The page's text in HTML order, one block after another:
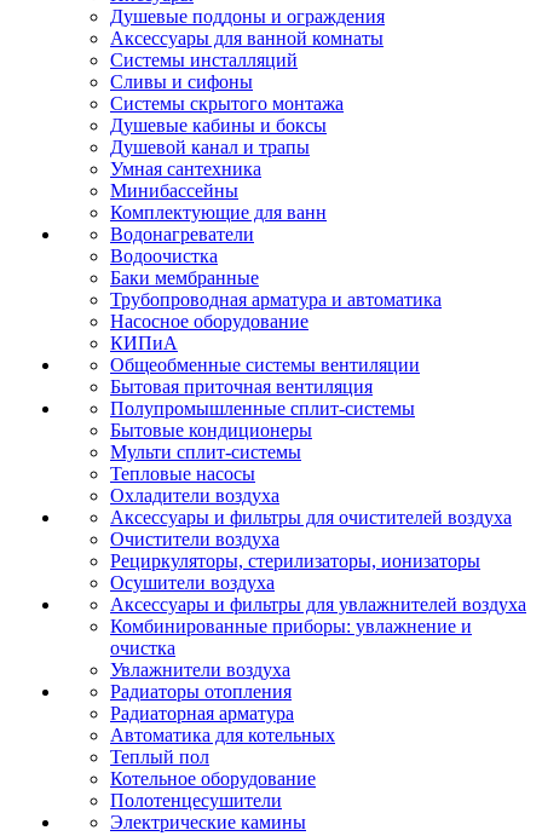
Душевые поддоны и ограждения
Аксессуары для ванной комнаты
Системы инсталляций
Сливы и сифоны
Системы скрытого монтажа
Душевые кабины и боксы
Душевой канал и трапы
Умная сантехника
Минибассейны
Комплектующие для ванн
Водонагреватели
Водоочистка
Баки мембранные
Трубопроводная арматура и автоматика
Насосное оборудование
КИПиА
Общеобменные системы вентиляции
Бытовая приточная вентиляция
Полупромышленные сплит-системы
Бытовые кондиционеры
Мульти сплит-системы
Тепловые насосы
Охладители воздуха
Аксессуары и фильтры для очистителей воздуха
Очистители воздуха
Рециркуляторы, стерилизаторы, ионизаторы
Осушители воздуха
Аксессуары и фильтры для увлажнителей воздуха
Комбинированные приборы: увлажнение и
очистка
Увлажнители воздуха
Радиаторы отопления
Радиаторная арматура
Автоматика для котельных
Теплый пол
Котельное оборудование
Полотенцесушители
Электрические камины